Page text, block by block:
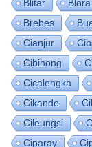
Blitar
Blora
Brebes
Cianjur
Cibinong
Cicalengka
Cikande
Cileungsi
Ciparay